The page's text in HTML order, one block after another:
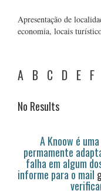
Apresentação de
economia, locais
A B C D E F
No Results
A Knoow é
permamente
falha em algum
informe para o mail